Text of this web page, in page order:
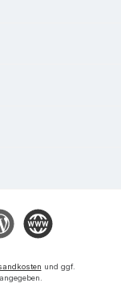
Die BERG App
und ggf.